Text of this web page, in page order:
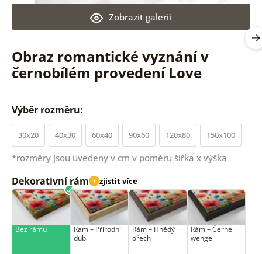
Obraz romantické vyznání v
černobílém provedení Love
Zobrazit galerii
Výběr rozměru:
30x20 40x30 60x40 90x60 120x80 150x100
*rozměry jsou uvedeny v cm v poměru šířka x výška
Dekorativní rám i zjistit více
Bez rámu
Rám –⁠⁠⁠⁠⁠⁠ Přírodní
dub
Rám –⁠⁠⁠⁠⁠⁠ Hnědý
ořech
Rám –⁠⁠⁠⁠⁠⁠ Černé
wenge